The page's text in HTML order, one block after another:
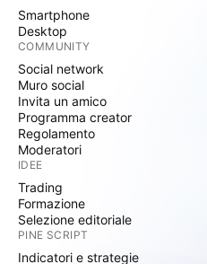
Smartphone
Desktop
COMMUNITY
Social network
Muro social
Invita un amico
Programma creator
Regolamento
Moderatori
IDEE
Trading
Formazione
Selezione editoriale
PINE SCRIPT
Indicatori e strategie